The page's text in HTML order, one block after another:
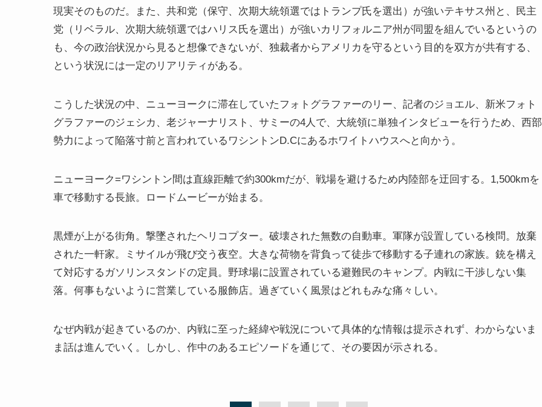
現実そのものだ。また、共和党（保守、次期大統領選ではトランプ氏を選出）が強いテキサス州と、民主
党（リベラル、次期大統領選ではハリス氏を選出）が強いカリフォルニア州が同盟を組んでいるというの
も、今の政治状況から見ると想像できないが、独裁者からアメリカを守るという目的を双方が共有する、
という状況には一定のリアリティがある。
こうした状況の中、ニューヨークに滞在していたフォトグラファーのリー、記者のジョエル、新米フォト
グラファーのジェシカ、老ジャーナリスト、サミーの4人で、大統領に単独インタビューを行うため、西部
勢力によって陥落寸前と言われているワシントンD.Cにあるホワイトハウスへと向かう。
ニューヨーク=ワシントン間は直線距離で約300kmだが、戦場を避けるため内陸部を迂回する。1,500kmを
車で移動する長旅。ロードムービーが始まる。
黒煙が上がる街角。撃墜されたヘリコプター。破壊された無数の自動車。軍隊が設置している検問。放棄
された一軒家。ミサイルが飛び交う夜空。大きな荷物を背負って徒歩で移動する子連れの家族。銃を構え
て対応するガソリンスタンドの定員。野球場に設置されている避難民のキャンプ。内戦に干渉しない集
落。何事もないように営業している服飾店。過ぎていく風景はどれもみな痛々しい。
なぜ内戦が起きているのか、内戦に至った経緯や戦況について具体的な情報は提示されず、わからないま
ま話は進んでいく。しかし、作中のあるエピソードを通じて、その要因が示される。